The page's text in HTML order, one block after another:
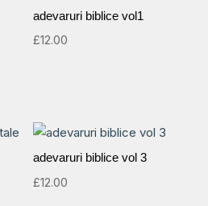
adevaruri biblice vol1
£12.00
adevaruri biblice vol 3
£12.00